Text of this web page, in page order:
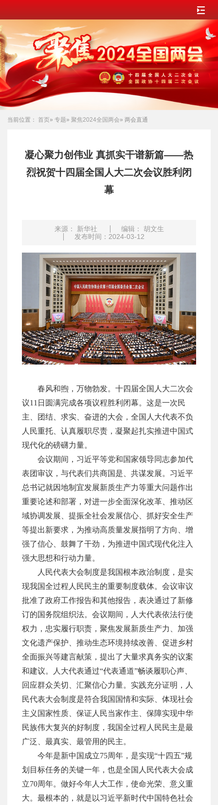
当前位置： 首页» 专题» 聚焦2024全国两会» 两会直通
凝心聚力创伟业 真抓实干谱新篇——热
烈祝贺十四届全国人大二次会议胜利闭
幕
来源： 新华社
编辑： 胡文生
发布时间：2024-03-12
春风和煦，万物勃发。十四届全国人大二次会
议11日圆满完成各项议程胜利闭幕。这是一次民
主、团结、求实、奋进的大会，全国人大代表不负
人民重托、认真履职尽责，凝聚起扎实推进中国式
现代化的磅礴力量。
会议期间，习近平等党和国家领导同志参加代
表团审议，与代表们共商国是、共谋发展。习近平
总书记就因地制宜发展新质生产力等重大问题作出
重要论述和部署，对进一步全面深化改革、推动区
域协调发展、提振全社会发展信心、抓好安全生产
等提出新要求，为推动高质量发展指明了方向、增
强了信心、鼓舞了干劲，为推进中国式现代化注入
强大思想和行动力量。
人民代表大会制度是我国根本政治制度，是实
现我国全过程人民民主的重要制度载体。会议审议
批准了政府工作报告和其他报告，表决通过了新修
订的国务院组织法。会议期间，人大代表依法行使
权力，忠实履行职责，聚焦发展新质生产力、加强
文化遗产保护、推动生态环境持续改善、促进乡村
全面振兴等建言献策，提出了大量求真务实的议案
和建议。人大代表通过“代表通道”畅谈履职心声、
回应群众关切、汇聚信心力量。实践充分证明，人
民代表大会制度是符合我国国情和实际、体现社会
主义国家性质、保证人民当家作主、保障实现中华
民族伟大复兴的好制度，我国全过程人民民主是最
广泛、最真实、最管用的民主。
今年是新中国成立75周年，是实现“十四五”规
划目标任务的关键一年，也是全国人民代表大会成
立70周年。做好今年人大工作，使命光荣、意义重
大。最根本的，就是以习近平新时代中国特色社会